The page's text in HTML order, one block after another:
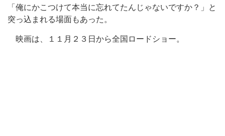
「俺にかこつけて本当に忘れてたんじゃないですか？」と
突っ込まれる場面もあった。
映画は、１１月２３日から全国ロードショー。